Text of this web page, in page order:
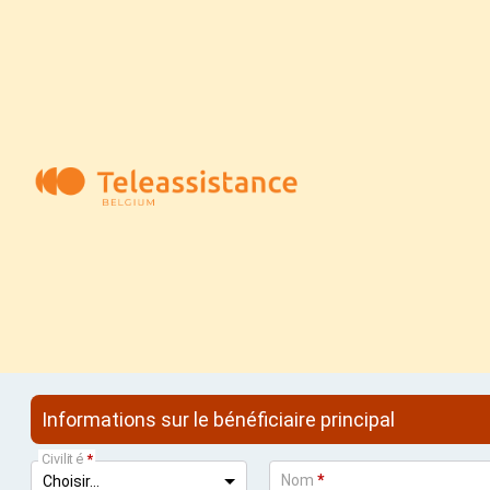
Sélectionnez l'appareil et l'offre souhaités
Informations sur le bénéficiaire principal
Civilité *
Nom *